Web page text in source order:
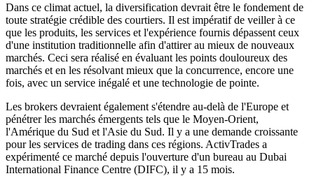
Dans ce climat actuel, la diversification devrait être le fondement de
toute stratégie crédible des courtiers. Il est impératif de veiller à ce
que les produits, les services et l'expérience fournis dépassent ceux
d'une institution traditionnelle afin d'attirer au mieux de nouveaux
marchés. Ceci sera réalisé en évaluant les points douloureux des
marchés et en les résolvant mieux que la concurrence, encore une
fois, avec un service inégalé et une technologie de pointe.
Les brokers devraient également s'étendre au-delà de l'Europe et
pénétrer les marchés émergents tels que le Moyen-Orient,
l'Amérique du Sud et l'Asie du Sud. Il y a une demande croissante
pour les services de trading dans ces régions. ActivTrades a
expérimenté ce marché depuis l'ouverture d'un bureau au Dubai
International Finance Centre (DIFC), il y a 15 mois.